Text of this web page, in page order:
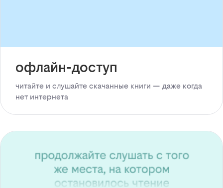
офлайн-доступ
читайте и слушайте скачанные книги — даже когда
нет интернета